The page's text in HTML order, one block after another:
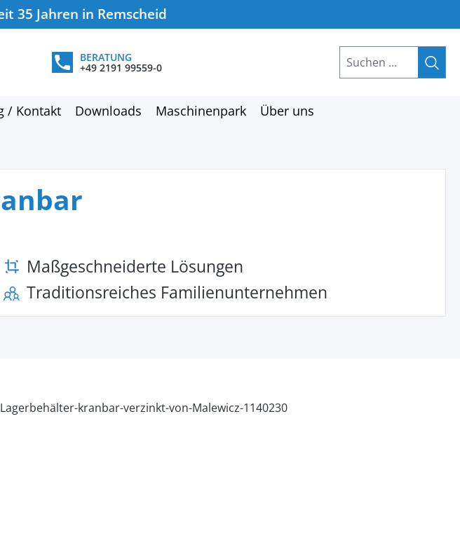
35 Jahren in Remscheid
BERATUNG
+49 2191 99559-0
/ Kontakt Downloads Maschinenpark Über uns
Maßgeschneiderte Lösungen
Traditionsreiches Familienunternehmen